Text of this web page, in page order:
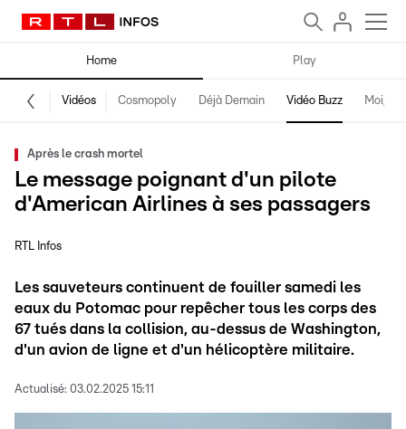
Home Play
Vidéos Cosmopoly Déjà Demain Vidéo Buzz Moi,
Après le crash mortel
Le message poignant d'un pilote
d'American Airlines à ses passagers
RTL Infos
Les sauveteurs continuent de fouiller samedi les
eaux du Potomac pour repêcher tous les corps des
67 tués dans la collision, au-dessus de Washington,
d'un avion de ligne et d'un hélicoptère militaire.
Actualisé: 03.02.2025 15:11